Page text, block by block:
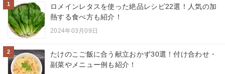
1
ロメインレタスを使った絶品レシピ22選！人気の加
熱する食べ方も紹介！
2024年03月09日
2
たけのこご飯に合う献立おかず30選！付け合わせ・
副菜やメニュー例も紹介！